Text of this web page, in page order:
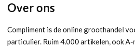
Over ons
Compliment is de online groothandel
particulier. Ruim 4.000 artikelen, ook A-